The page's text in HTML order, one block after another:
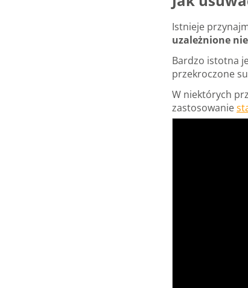
Istnieje
uzależnione
Bardzo istotna
przekroczone
W niektórych
zastosowanie